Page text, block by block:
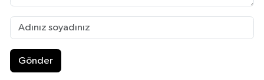
Gönder